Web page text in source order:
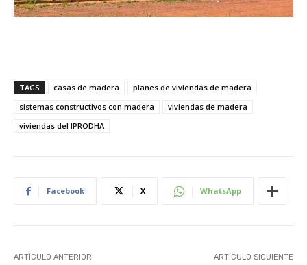
TAGS casas de madera
planes de viviendas de madera
sistemas constructivos con madera
viviendas de madera
viviendas del IPRODHA
Facebook X WhatsApp
ARTÍCULO ANTERIOR ARTÍCULO SIGUIENTE